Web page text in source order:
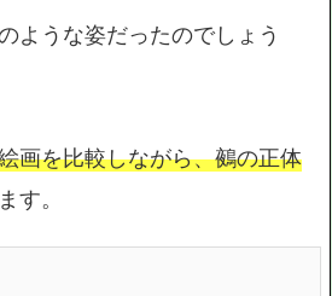
ような姿だったのでしょう
画を比較しながら、鵺の正体
す。